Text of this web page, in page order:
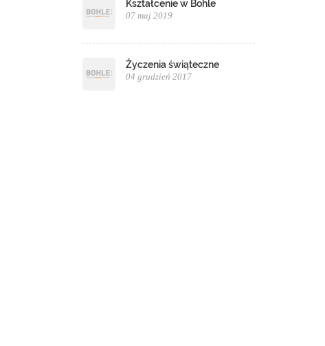
Kształcenie w Bohle
07 maj 2019
Życzenia świąteczne
04 grudzień 2017